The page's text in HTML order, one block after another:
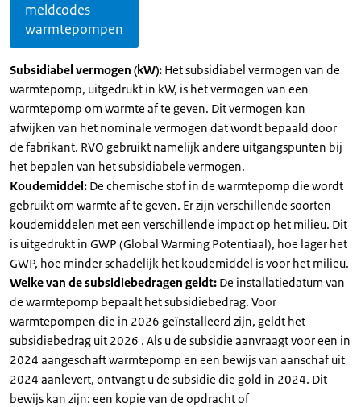
meldcodes
warmtepompen
Subsidiabel vermogen (kW): Het subsidiabel vermogen van de
warmtepomp, uitgedrukt in kW, is het vermogen van een
warmtepomp om warmte af te geven. Dit vermogen kan
afwijken van het nominale vermogen dat wordt bepaald door
de fabrikant. RVO gebruikt namelijk andere uitgangspunten bij
het bepalen van het subsidiabele vermogen.
Koudemiddel: De chemische stof in de warmtepomp die wordt
gebruikt om warmte af te geven. Er zijn verschillende soorten
koudemiddelen met een verschillende impact op het milieu. Dit
is uitgedrukt in GWP (Global Warming Potentiaal), hoe lager het
GWP, hoe minder schadelijk het koudemiddel is voor het milieu.
Welke van de subsidiebedragen geldt: De installatiedatum van
de warmtepomp bepaalt het subsidiebedrag. Voor
warmtepompen die in 2026 geïnstalleerd zijn, geldt het
subsidiebedrag uit 2026 . Als u de subsidie aanvraagt voor een in
2024 aangeschaft warmtepomp en een bewijs van aanschaf uit
2024 aanlevert, ontvangt u de subsidie die gold in 2024. Dit
bewijs kan zijn: een kopie van de opdracht of